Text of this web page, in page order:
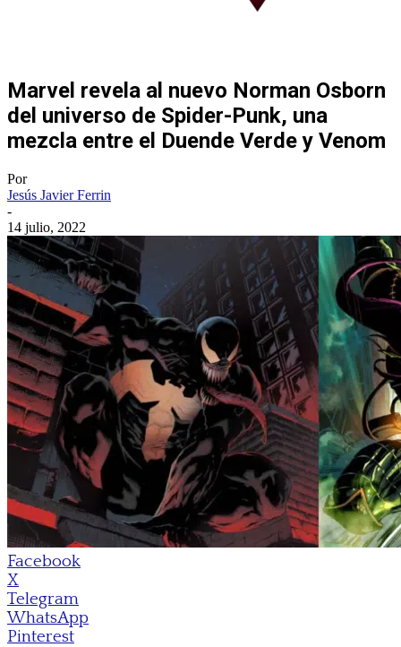
Marvel revela al nuevo Norman Osborn
del universo de Spider-Punk, una
mezcla entre el Duende Verde y Venom
Por
Jesús Javier Ferrin
-
14 julio, 2022
Facebook
X
Telegram
WhatsApp
Pinterest